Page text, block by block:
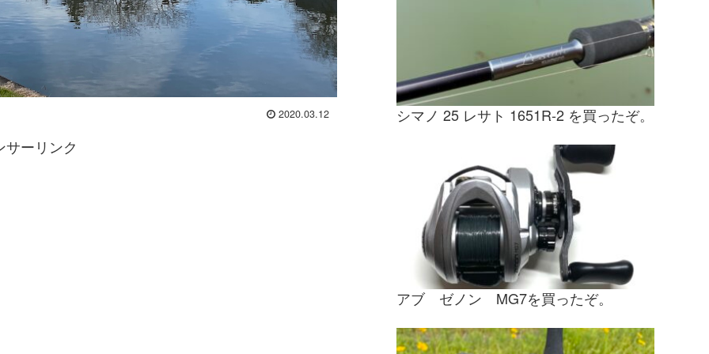
2020.03.12
サーリンク
シマノ 25 レサト 1651R-2 を買ったぞ。
アブ ゼノン MG7を買ったぞ。